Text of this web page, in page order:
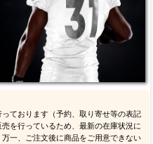
ております（予約、取り寄せ等の表記
を行っているため、最新の在庫状況に
一、ご注文後に商品をご用意できない